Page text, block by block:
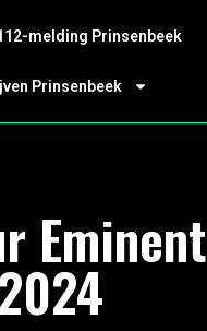
melding Prinsenbeek
Prinsenbeek
Eminent